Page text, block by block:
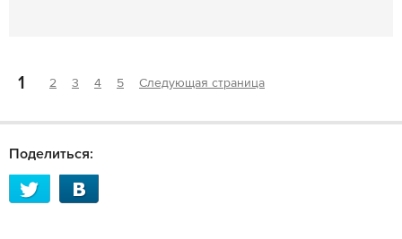
1 2 3 4 5 Следующая страница
Поделиться: